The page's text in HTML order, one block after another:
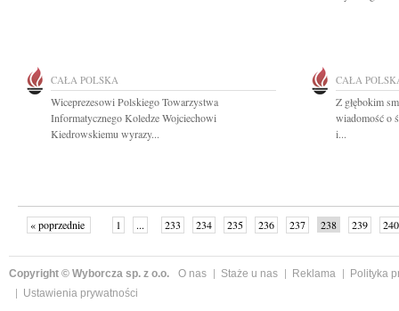
CAŁA POLSKA
Wiceprezesowi Polskiego Towarzystwa
Informatycznego Koledze Wojciechowi
Kiedrowskiemu wyrazy...
CAŁA
Z głębokim
wiadomość o
i...
« poprzednie 1 ... 233 234 235 236 237 238 239
240
Copyright © Wyborcza sp. z o.o. O nas Staże u nas Reklama
Polityka
Ustawienia prywatności